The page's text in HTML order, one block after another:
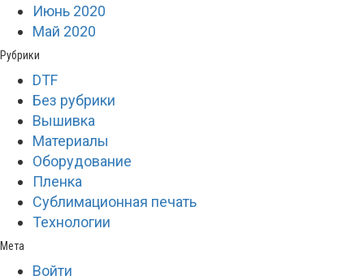
Июнь 2020
Май 2020
Рубрики
DTF
Без рубрики
Вышивка
Материалы
Оборудование
Пленка
Сублимационная печать
Технологии
Мета
Войти